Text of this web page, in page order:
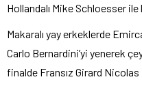
Hollandalı Mike Schloesser ile
Makaralı yay erkeklerde
Carlo Bernardini’yi yenerek
finalde Fransız Girard Nicolas